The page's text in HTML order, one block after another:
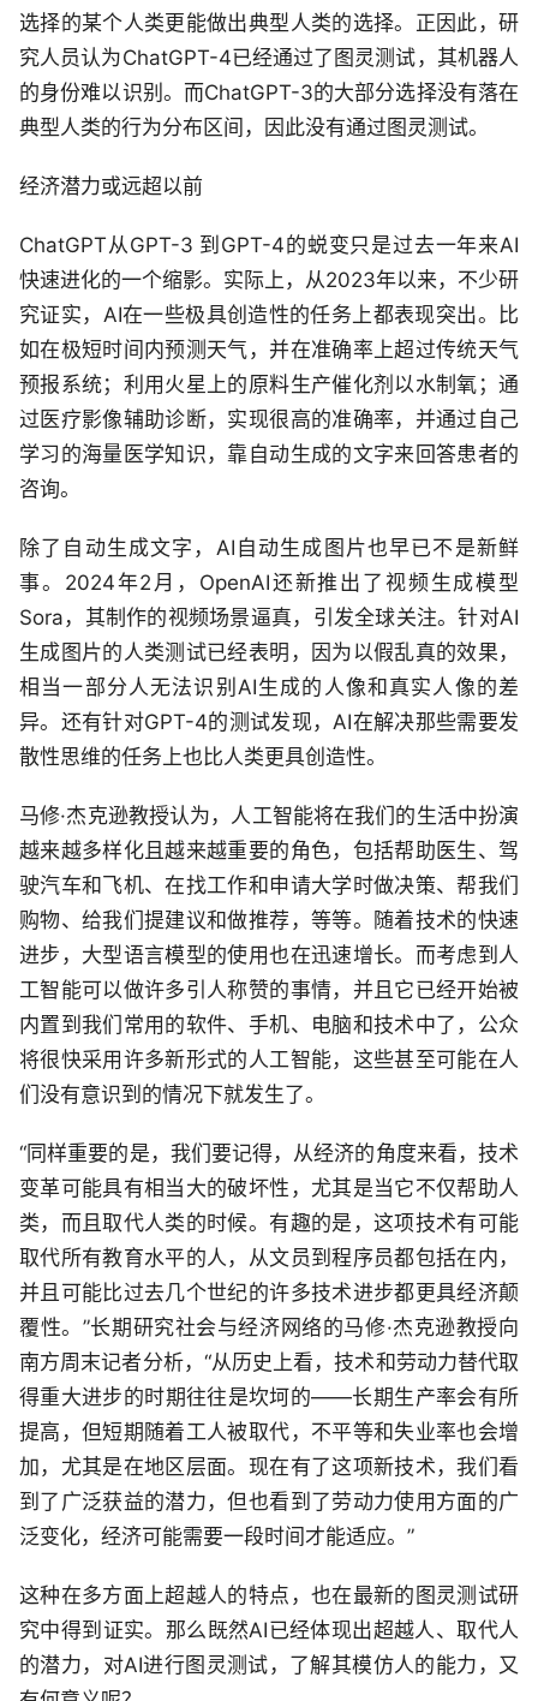
选择的某个人类更能做出典型人类的选择。正因此，研
究人员认为ChatGPT-4已经通过了图灵测试，其机器人
的身份难以识别。而ChatGPT-3的大部分选择没有落在
典型人类的行为分布区间，因此没有通过图灵测试。
经济潜力或远超以前
ChatGPT从GPT-3 到GPT-4的蜕变只是过去一年来AI
快速进化的一个缩影。实际上，从2023年以来，不少研
究证实，AI在一些极具创造性的任务上都表现突出。比
如在极短时间内预测天气，并在准确率上超过传统天气
预报系统；利用火星上的原料生产催化剂以水制氧；通
过医疗影像辅助诊断，实现很高的准确率，并通过自己
学习的海量医学知识，靠自动生成的文字来回答患者的
咨询。
除了自动生成文字，AI自动生成图片也早已不是新鲜
事。2024年2月，OpenAI还新推出了视频生成模型
Sora，其制作的视频场景逼真，引发全球关注。针对AI
生成图片的人类测试已经表明，因为以假乱真的效果，
相当一部分人无法识别AI生成的人像和真实人像的差
异。还有针对GPT-4的测试发现，AI在解决那些需要发
散性思维的任务上也比人类更具创造性。
马修·杰克逊教授认为，人工智能将在我们的生活中扮演
越来越多样化且越来越重要的角色，包括帮助医生、驾
驶汽车和飞机、在找工作和申请大学时做决策、帮我们
购物、给我们提建议和做推荐，等等。随着技术的快速
进步，大型语言模型的使用也在迅速增长。而考虑到人
工智能可以做许多引人称赞的事情，并且它已经开始被
内置到我们常用的软件、手机、电脑和技术中了，公众
将很快采用许多新形式的人工智能，这些甚至可能在人
们没有意识到的情况下就发生了。
“同样重要的是，我们要记得，从经济的角度来看，技术
变革可能具有相当大的破坏性，尤其是当它不仅帮助人
类，而且取代人类的时候。有趣的是，这项技术有可能
取代所有教育水平的人，从文员到程序员都包括在内，
并且可能比过去几个世纪的许多技术进步都更具经济颠
覆性。”长期研究社会与经济网络的马修·杰克逊教授向
南方周末记者分析，“从历史上看，技术和劳动力替代取
得重大进步的时期往往是坎坷的——长期生产率会有所
提高，但短期随着工人被取代，不平等和失业率也会增
加，尤其是在地区层面。现在有了这项新技术，我们看
到了广泛获益的潜力，但也看到了劳动力使用方面的广
泛变化，经济可能需要一段时间才能适应。”
这种在多方面上超越人的特点，也在最新的图灵测试研
究中得到证实。那么既然AI已经体现出超越人、取代人
的潜力，对AI进行图灵测试，了解其模仿人的能力，又